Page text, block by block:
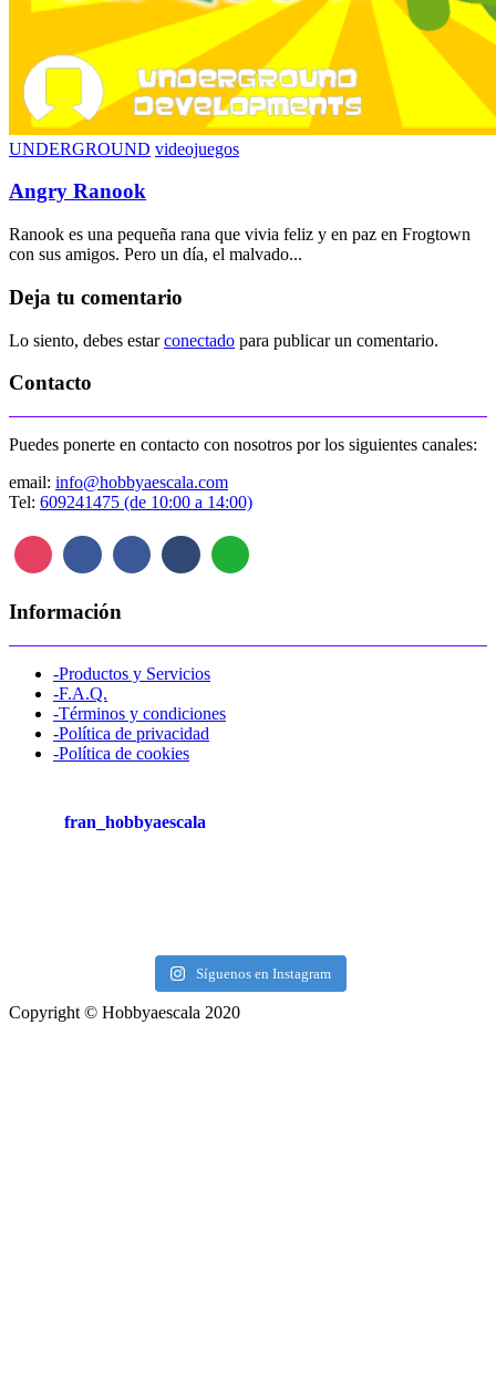
UNDERGROUND videojuegos
Angry Ranook
Ranook es una pequeña rana que vivia feliz y en paz en Frogtown
con sus amigos. Pero un día, el malvado...
Deja tu comentario
Lo siento, debes estarconectado para publicar un comentario.
Contacto
Puedes ponerte en contacto con nosotros por los siguientes canales:
email: info@hobbyaescala.com
Tel: 609241475 (de 10:00 a 14:00)
Información
-Productos y Servicios
-F.A.Q.
-Términos y condiciones
-Política de privacidad
-Política de cookies
fran_hobbyaescala
Síguenos en Instagram
Copyright © Hobbyaescala 2020